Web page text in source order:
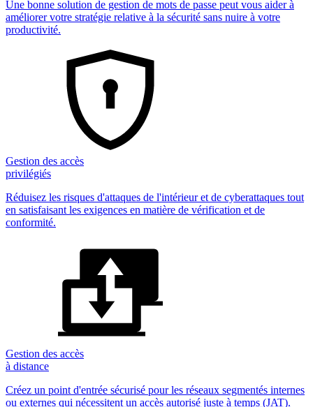
Une bonne solution de gestion de mots de passe peut vous aider à
améliorer votre stratégie relative à la sécurité sans nuire à votre
productivité.
Gestion des accès
privilégiés
Réduisez les risques d'attaques de l'intérieur et de cyberattaques tout
en satisfaisant les exigences en matière de vérification et de
conformité.
Gestion des accès
à distance
Créez un point d'entrée sécurisé pour les réseaux segmentés internes
ou externes qui nécessitent un accès autorisé juste à temps (JAT).